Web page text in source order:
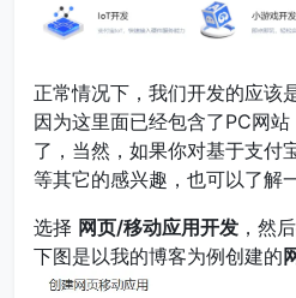
正常情况下，我们开发的应该
因为这里面已经包含了PC网
了，当然，如果你对基于支付
等其它的感兴趣，也可以了解
选择 网页/移动应用开发 ，然
下图是以我的博客为例创建的